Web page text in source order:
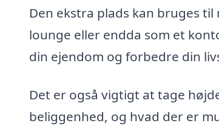
Den ekstra plads kan bruges
lounge eller endda som et
din ejendom og forbedre din
Det er også vigtigt at tage
beliggenhed, og hvad der er